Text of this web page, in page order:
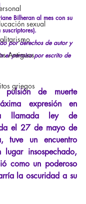
sexual
Antiguos
griegos
Bilheran al mes con su
por derechos de autor y
el permiso por escrito de
pulsión de
muerte
expresión en
llamada ley de
el 27 de mayo de
tuve un encuentro
insospechado,
como un poderoso
la oscuridad a su